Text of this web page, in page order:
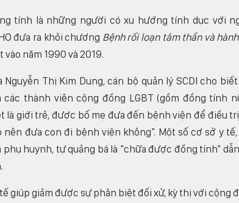
tính là những người có xu hướng tính dục với
đưa ra khỏi chương Bệnh rối loạn tâm thần và
vào năm 1990 và 2019.
Nguyễn Thị Kim Dung, cán bộ quản lý SCDI cho
các thành viên cộng đồng LGBT (gồm đồng tính
là giới trẻ, được bố mẹ đưa đến bệnh viện để điều
đưa con đi bệnh viện không". Một số cơ sở y
phụ huynh, tự quảng bá là "chữa được đồng tính"
giúp giảm được sự phân biệt đối xử, kỳ thị với cộng